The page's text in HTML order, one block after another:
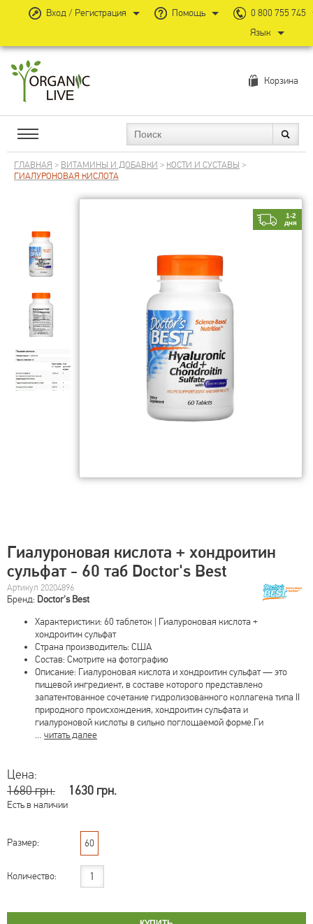
Корзина
ГЛАВНАЯ > ВИТАМИНЫ И ДОБАВКИ > КОСТИ И СУСТАВЫ >
ГИАЛУРОНОВАЯ КИСЛОТА
1-2
дня
Гиалуроновая кислота + хондроитин
сульфат - 60 таб Doctor's Best
Артикул 20204896
Бренд: Doctor's Best
Характеристики: 60 таблеток | Гиалуроновая кислота +
хондроитин сульфат
Страна производитель: США
Состав: Смотрите на фотографию
Описание: Гиалуроновая кислота и хондроитин сульфат — это
пищевой ингредиент, в составе которого представлено
запатентованное сочетание гидролизованного коллагена типа II
природного происхождения, хондроитин сульфата и
гиалуроновой кислоты в сильно поглощаемой форме.Ги
… читать далее
Цена:
1680 грн.
1630 грн.
Есть в наличии
Размер: 60
Количество:
Вход / Регистрация Помощь
0 800 755 745
Язык